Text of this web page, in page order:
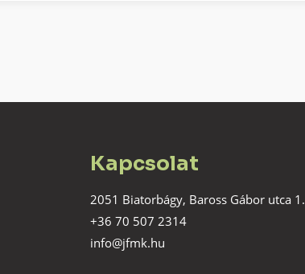
Kapcsolat
2051 Biatorbágy, Baross Gábor utca 1.
+36 70 507 2314
info@jfmk.hu